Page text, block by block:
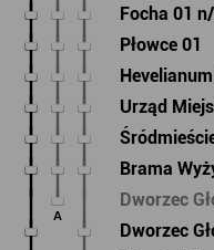
Focha 01
Płowce 01
Urząd
Brama
A
Dworzec
Dworzec